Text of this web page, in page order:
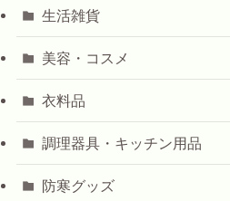
生活雑貨
美容・コスメ
衣料品
調理器具・キッチン用品
防寒グッズ